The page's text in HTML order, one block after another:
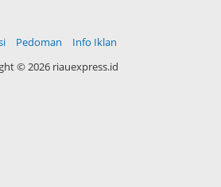
Pedoman
Info Iklan
© 2026 riauexpress.id